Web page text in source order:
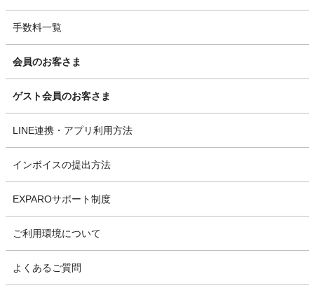
手数料一覧
会員のお客さま
ゲスト会員のお客さま
LINE連携・アプリ利用方法
インボイスの提出方法
EXPAROサポート制度
ご利用環境について
よくあるご質問